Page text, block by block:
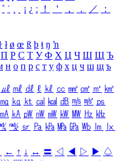
˚ ˙ ¸ ¡ ¿ ː ！ ＇ ， ． ／
：
ł ø œ ß þ ŧ ŋ ŉ
П Р С Т У Ф Х Ц Ч Ш Щ Ъ
н о п р с т у ф х ц ч ш щ ъ
㎕ ㎖ ㎗ ℓ ㎘ ㏄ ㎣ ㎤ ㎥ ㎦
㎎ ㎏ ㏏ ㎈ ㎉ ㏈ ㎧ ㎨ ㎰
㎃ ㎄ ㎺ ㎻ ㎽ ㎾ ㎿ ㎐ ㎑
㎯ ㏛ ㎩ ㎪ ㎫ ㎬ ㏝ ㏐
㏓
← ↑ ↓ ↔ 〓 ◁ ◀ ▷ ▶ ♤